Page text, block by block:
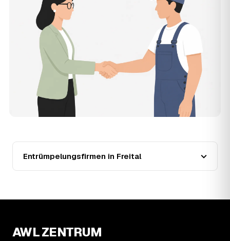
der Entrümpler, den Sie selbst auswählen.
Was kostet die Entrümpelung einer normalen
Wohnung in Freital?
Für eine durchschnittliche Wohnung mit rund 65 m² liegen
die Kosten in Freital bei etwa 1.840 €, das entspricht im
Schnitt rund 31,2 € je Quadratmeter. Zugänglichkeit
(Etage, Aufzug), Menge und Sperrmüllanteil verschieben
den Preis nach oben oder unten — den genauen
Festpreis nennt Ihnen der Entrümpler nach kurzer
Beschreibung.
Werden Entrümpelungen in Freital in Zukunft
Seit 2020 verlief die Preisentwicklung in Freital stabil (±3
%), mit dem bisherigen Höchststand im Jahr 2020. Eine
Prognose lässt sich daraus nicht ableiten, aber die Daten
zeigen: Wer frühzeitig anfragt, sichert sich das aktuelle
Die Spanne ergibt sich vor allem aus Menge und
Entrümpelungsfirmen in Freital
AWL ZENTRUM